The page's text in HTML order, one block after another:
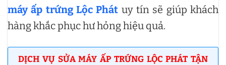
máy ấp trứng Lộc Phát uy tín sẽ giúp khách
hàng khắc phục hư hỏng hiệu quả.
DỊCH VỤ SỬA MÁY ẤP TRỨNG LỘC PHÁT TẬN